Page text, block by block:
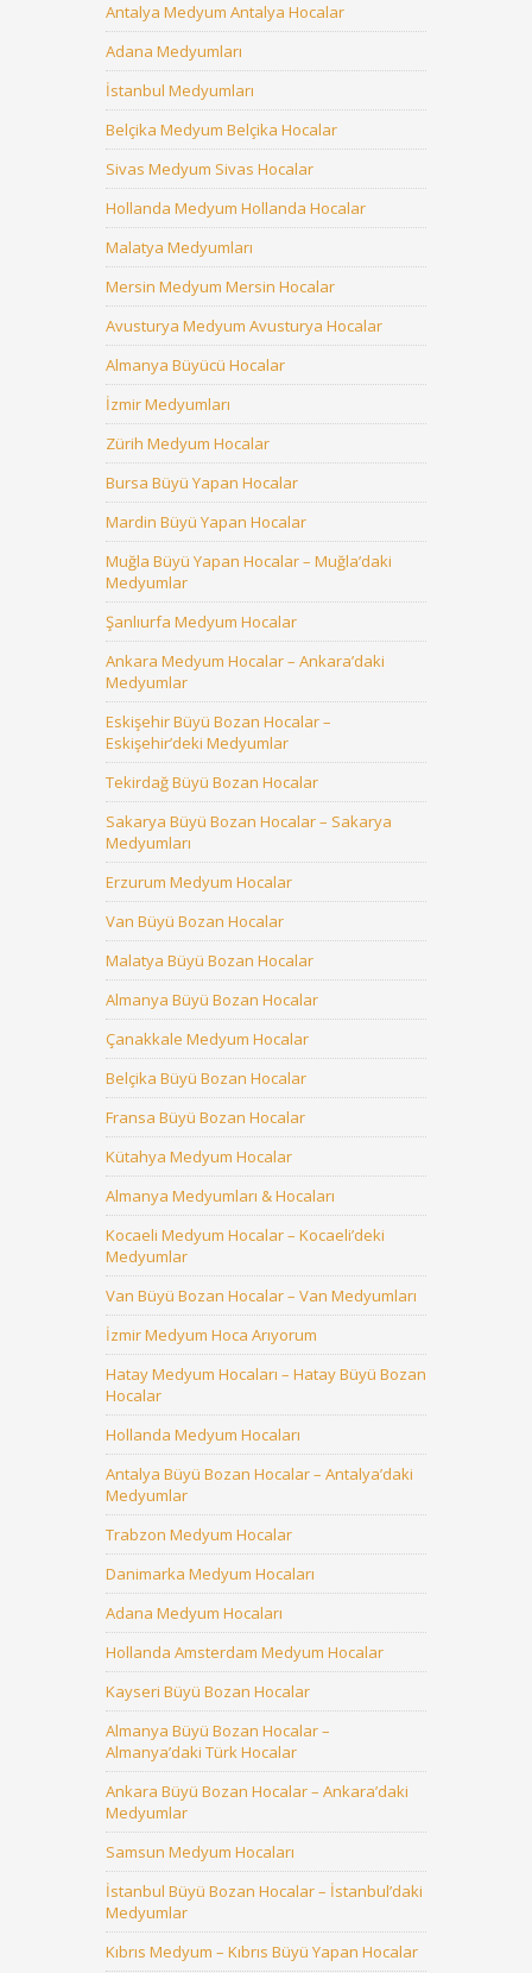
Antalya Medyum Antalya Hocalar
Adana Medyumları
İstanbul Medyumları
Belçika Medyum Belçika Hocalar
Sivas Medyum Sivas Hocalar
Hollanda Medyum Hollanda Hocalar
Malatya Medyumları
Mersin Medyum Mersin Hocalar
Avusturya Medyum Avusturya Hocalar
Almanya Büyücü Hocalar
İzmir Medyumları
Zürih Medyum Hocalar
Bursa Büyü Yapan Hocalar
Mardin Büyü Yapan Hocalar
Muğla Büyü Yapan Hocalar – Muğla’daki
Medyumlar
Şanlıurfa Medyum Hocalar
Ankara Medyum Hocalar – Ankara’daki
Medyumlar
Eskişehir Büyü Bozan Hocalar –
Eskişehir’deki Medyumlar
Tekirdağ Büyü Bozan Hocalar
Sakarya Büyü Bozan Hocalar – Sakarya
Medyumları
Erzurum Medyum Hocalar
Van Büyü Bozan Hocalar
Malatya Büyü Bozan Hocalar
Almanya Büyü Bozan Hocalar
Çanakkale Medyum Hocalar
Belçika Büyü Bozan Hocalar
Fransa Büyü Bozan Hocalar
Kütahya Medyum Hocalar
Almanya Medyumları & Hocaları
Kocaeli Medyum Hocalar – Kocaeli’deki
Medyumlar
Van Büyü Bozan Hocalar – Van Medyumları
İzmir Medyum Hoca Arıyorum
Hatay Medyum Hocaları – Hatay Büyü Bozan
Hocalar
Hollanda Medyum Hocaları
Antalya Büyü Bozan Hocalar – Antalya’daki
Medyumlar
Trabzon Medyum Hocalar
Danimarka Medyum Hocaları
Adana Medyum Hocaları
Hollanda Amsterdam Medyum Hocalar
Kayseri Büyü Bozan Hocalar
Almanya Büyü Bozan Hocalar –
Almanya’daki Türk Hocalar
Ankara Büyü Bozan Hocalar – Ankara’daki
Medyumlar
Samsun Medyum Hocaları
İstanbul Büyü Bozan Hocalar – İstanbul’daki
Medyumlar
Kıbrıs Medyum – Kıbrıs Büyü Yapan Hocalar